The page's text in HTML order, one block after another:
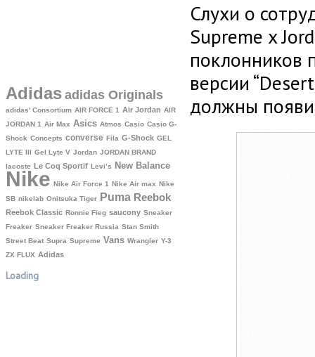
Adidas adidas Originals
adidas' Consortium AIR FORCE 1 Air Jordan AIR
JORDAN 1 Air Max Asics Atmos Casio Casio G-
Shock Concepts converse Fila G-Shock GEL
LYTE III Gel Lyte V Jordan JORDAN BRAND
lacoste Le Coq Sportif Levi’s New Balance
Nike Nike Air Force 1 Nike Air max Nike
SB nikelab Onitsuka Tiger Puma Reebok
Reebok Classic Ronnie Fieg saucony Sneaker
Freaker Sneaker Freaker Russia Stan Smith
Street Beat Supra Supreme Vans Wrangler Y-3
ZX FLUX Аdidas
Loading
Слухи о
Supreme x
поклонников
версии
должны